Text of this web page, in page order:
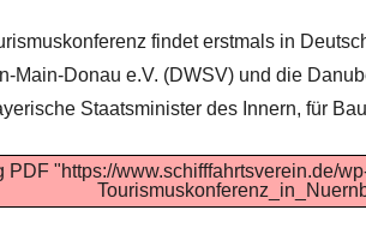
findet erstmals in
Donau e.V. (DWSV) und die
Staatsminister des Innern, für
"https://www.schifffahrtsverein.de/